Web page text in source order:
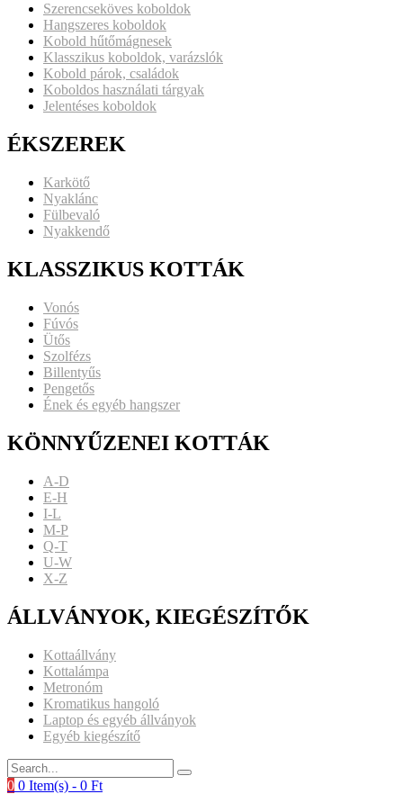
Szerencseköves koboldok
Hangszeres koboldok
Kobold hűtőmágnesek
Klasszikus koboldok, varázslók
Kobold párok, családok
Koboldos használati tárgyak
Jelentéses koboldok
ÉKSZEREK
Karkötő
Nyaklánc
Fülbevaló
Nyakkendő
KLASSZIKUS KOTTÁK
Vonós
Fúvós
Ütős
Szolfézs
Billentyűs
Pengetős
Ének és egyéb hangszer
KÖNNYŰZENEI KOTTÁK
A-D
E-H
I-L
M-P
Q-T
U-W
X-Z
ÁLLVÁNYOK, KIEGÉSZÍTŐK
Kottaállvány
Kottalámpa
Metronóm
Kromatikus hangoló
Laptop és egyéb állványok
Egyéb kiegészítő
0 0 Item(s) - 0 Ft